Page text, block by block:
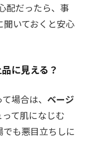
配だったら、事
いておくと安心
に見える？
場合は、 ベージ
て肌になじむ
も悪目立ちしに